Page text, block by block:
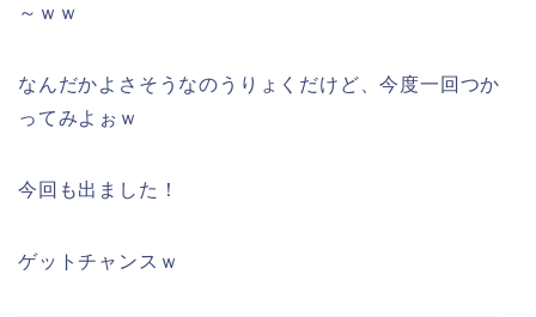
～ｗｗ
なんだかよさそうなのうりょくだけど、今度一回つか
ってみよぉｗ
今回も出ました！
ゲットチャンスｗ